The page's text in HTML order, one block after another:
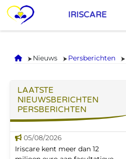
IRISCARE
Onthaal
Nieuws Persberichten
LAATSTE
NIEUWSBERICHTEN
PERSBERICHTEN
05/08/2026
Iriscare kent meer dan 12